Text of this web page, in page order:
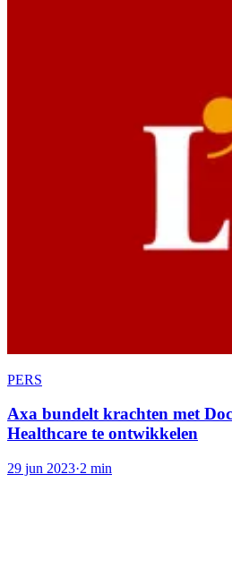
PERS
Axa bundelt krachten met
Healthcare te ontwikkelen
29 jun 2023·2 min